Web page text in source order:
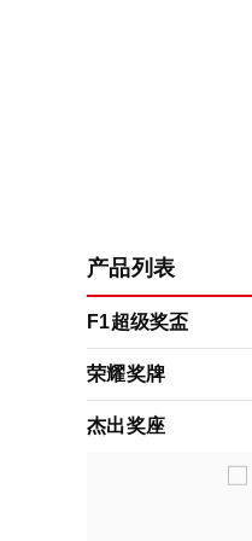
产品列表
F1超级奖盃
荣耀奖牌
杰出奖座